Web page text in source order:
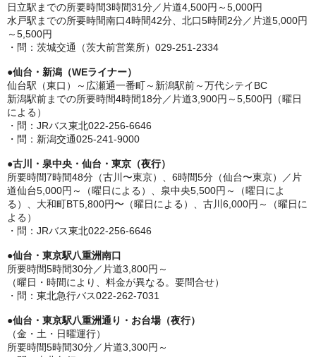
日立駅までの所要時間3時間31分／片道4,500円～5,000円
水戸駅までの所要時間南口4時間42分、北口5時間2分／片道5,000円
～5,500円
・問：茨城交通（茨大前営業所）029-251-2334
●仙台・新潟（WEライナー）
仙台駅（東口）～広瀬通一番町～新潟駅前～万代シテイBC
新潟駅前までの所要時間4時間18分／片道3,900円～5,500円（曜日
による）
・問：JRバス東北022-256-6646
・問：新潟交通025-241-9000
●古川・泉中央・仙台・東京（夜行）
所要時間7時間48分（古川〜東京）、6時間5分（仙台〜東京）／片
道仙台5,000円～（曜日による）、泉中央5,500円～（曜日によ
る）、大和町BT5,800円〜（曜日による）、古川6,000円～（曜日に
よる）
・問：JRバス東北022-256-6646
●仙台・東京駅八重洲南口
所要時間5時間30分／片道3,800円～
（曜日・時間により、料金が異なる。要問合せ）
・問：東北急行バス022-262-7031
●仙台・東京駅八重洲通り・お台場（夜行）
（金・土・日曜運行）
所要時間5時間30分／片道3,300円～